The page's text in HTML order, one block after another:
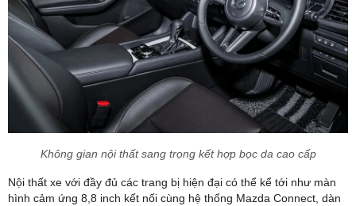
Không gian nội thất sang trọng kết hợp bọc da cao cấp
Nội thất xe với đầy đủ các trang bị hiện đại có thể kể tới như màn
hình cảm ứng 8,8 inch kết nối cùng hệ thống Mazda Connect, dàn